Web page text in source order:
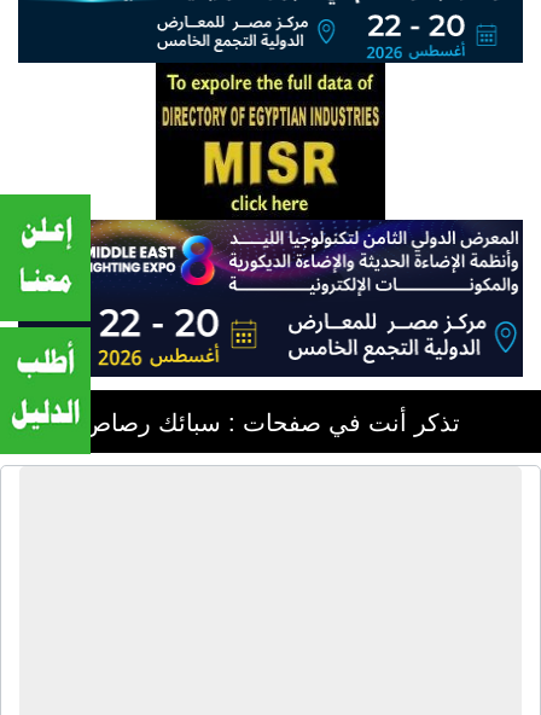
تذكر أنت في صفحات : سبائك رصاص